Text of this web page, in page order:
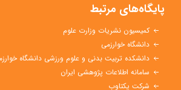
پایگاه‌های مرتبط
کمیسیون نشریات وزارت علوم
دانشگاه خوارزمی
دانشکده تربیت بدنی و علوم ورزشی دانشگاه خوارزمی
سامانه اطلاعات پژوهشی ایران
شرکت یکتاوب